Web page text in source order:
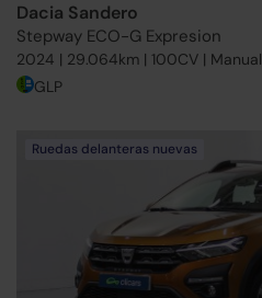
Dacia Sandero
Stepway ECO-G Expresion
2024 | 29.064km | 100CV | Manual
GLP
Ruedas delanteras nuevas